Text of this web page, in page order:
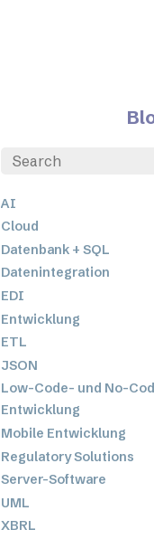
AI
Cloud
Datenbank + SQL
Datenintegration
EDI
Entwicklung
ETL
JSON
Low-Code- und No-
Entwicklung
Mobile Entwicklung
Regulatory Solutions
Server-Software
UML
XBRL